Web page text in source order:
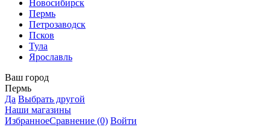
Новосибирск
Пермь
Петрозаводск
Псков
Тула
Ярославль
Ваш город
Пермь
Да Выбрать другой
Наши магазины
ИзбранноеСравнение (0) Войти